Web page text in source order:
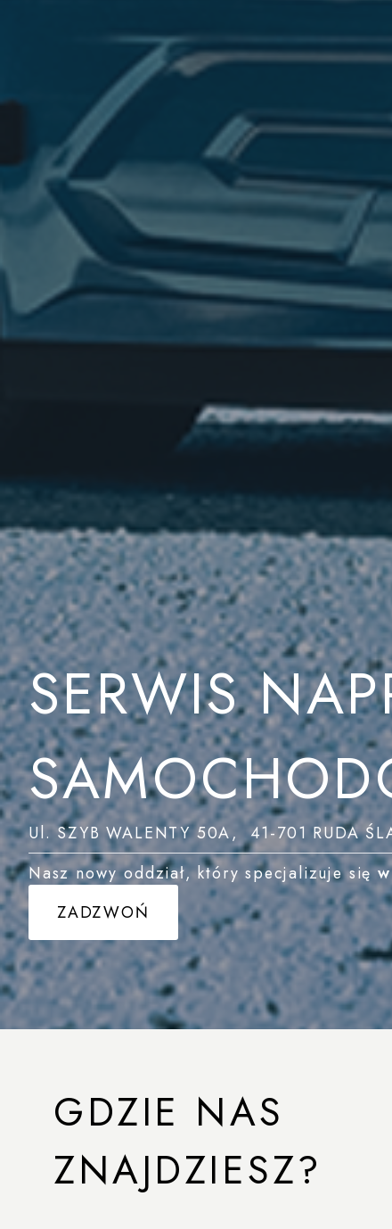
SERWIS
Ul. SZYB WALENTY 50A, 41-701 RUDA
Nasz nowy oddział, który specjalizuje się
ZADZWOŃ
GDZIE NAS
ZNAJDZIESZ?